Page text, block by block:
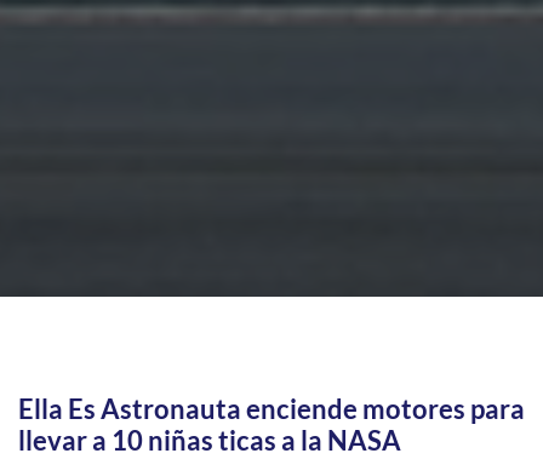
Ella Es Astronauta enciende motores para
llevar a 10 niñas ticas a la NASA